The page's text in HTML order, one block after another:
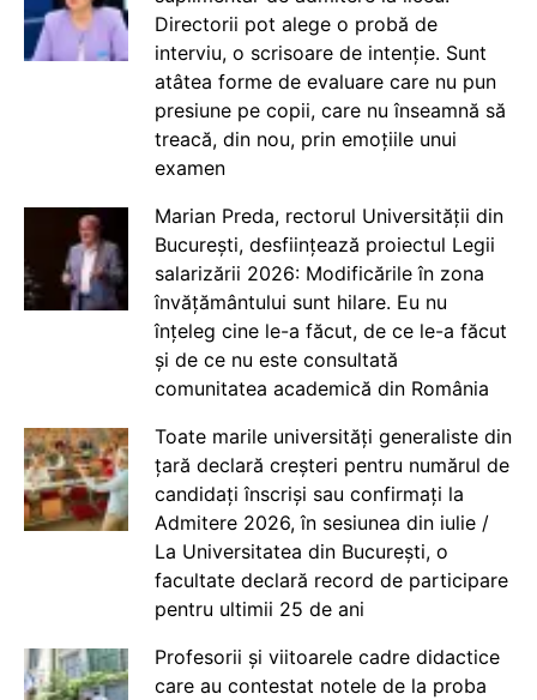
Directorii pot alege o probă de
interviu, o scrisoare de intenție. Sunt
atâtea forme de evaluare care nu pun
presiune pe copii, care nu înseamnă să
treacă, din nou, prin emoțiile unui
examen
Marian Preda, rectorul Universității din
București, desființează proiectul Legii
salarizării 2026: Modificările în zona
învățământului sunt hilare. Eu nu
înțeleg cine le-a făcut, de ce le-a făcut
și de ce nu este consultată
comunitatea academică din România
Toate marile universități generaliste din
țară declară creșteri pentru numărul de
candidați înscriși sau confirmați la
Admitere 2026, în sesiunea din iulie /
La Universitatea din București, o
facultate declară record de participare
pentru ultimii 25 de ani
Profesorii și viitoarele cadre didactice
care au contestat notele de la proba